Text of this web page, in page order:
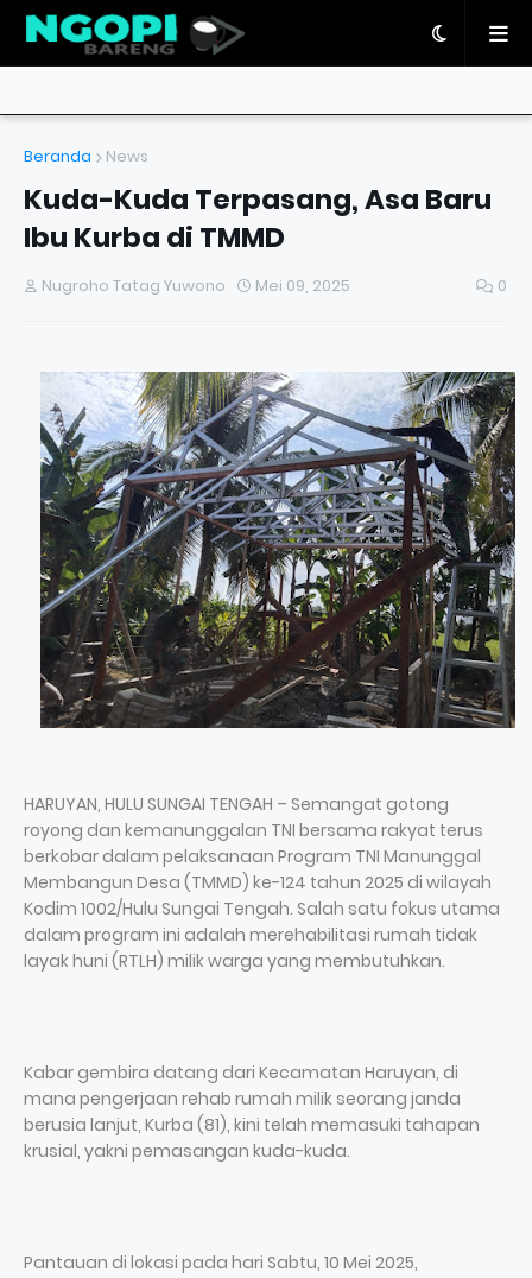
Beranda News
Kuda-Kuda Terpasang, Asa Baru
Ibu Kurba di TMMD
Nugroho Tatag Yuwono Mei 09, 2025 0
HARUYAN, HULU SUNGAI TENGAH – Semangat gotong
royong dan kemanunggalan TNI bersama rakyat terus
berkobar dalam pelaksanaan Program TNI Manunggal
Membangun Desa (TMMD) ke-124 tahun 2025 di wilayah
Kodim 1002/Hulu Sungai Tengah. Salah satu fokus utama
dalam program ini adalah merehabilitasi rumah tidak
layak huni (RTLH) milik warga yang membutuhkan.
Kabar gembira datang dari Kecamatan Haruyan, di
mana pengerjaan rehab rumah milik seorang janda
berusia lanjut, Kurba (81), kini telah memasuki tahapan
krusial, yakni pemasangan kuda-kuda.
Pantauan di lokasi pada hari Sabtu, 10 Mei 2025,